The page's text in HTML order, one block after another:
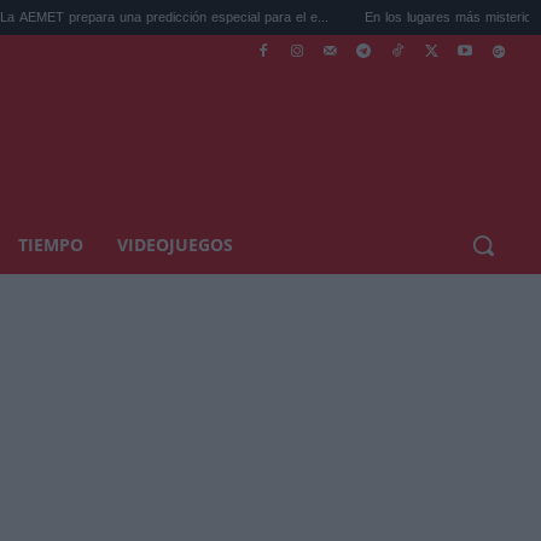
una predicción especial para el e... En los lugares más misteriosos del
TIEMPO VIDEOJUEGOS